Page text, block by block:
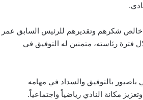
شكرهم وتقديرهم للرئيس السابق عمر
رئاسته، متمنين له التوفيق في
باصيور بالتوفيق والسداد في مهامه
مكانة النادي رياضياً واجتماعياً.